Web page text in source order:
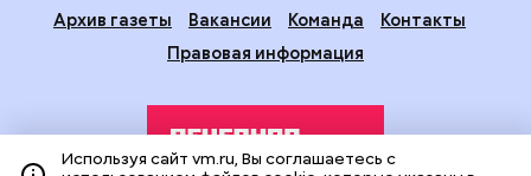
Архив газеты
Вакансии Команда
Контакты
Правовая информация
Используя сайт vm.ru, Вы соглашаетесь с